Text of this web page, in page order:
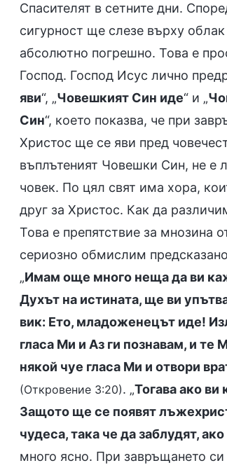
Спасителят в сетните дни.
сигурност ще слезе върху
абсолютно погрешно. Това е
Господ. Господ Исус лично
яви“, „Човешкият Син иде“ и „
Син“, което показва, че при
Христос ще се яви пред
въплътеният Човешки Син, не е
човек. По цял свят има хора,
друг за Христос. Как да
Това е препятствие за мнозина
сериозно обмислим
„Имам още много неща да ви
Духът на истината, ще ви
вик: Ето, младоженецът иде!
гласа Ми и Аз ги познавам, и те
някой чуе гласа Ми и отвори
(Откровение 3:20). „Тогава ако ви
Защото ще се появят
чудеса, така че да заблудят,
много ясно. При завръщането